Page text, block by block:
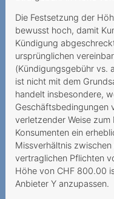
Die Festsetzung der
bewusst hoch, damit
Kündigung
ursprünglichen
(Kündigungsgebühr vs.
ist nicht mit dem
handelt insbesondere,
Geschäftsbedingungen
verletzender Weise
Konsumenten ein
Missverhältnis
vertraglichen Pflichten
Höhe von CHF 800.00
Anbieter Y anzupassen.